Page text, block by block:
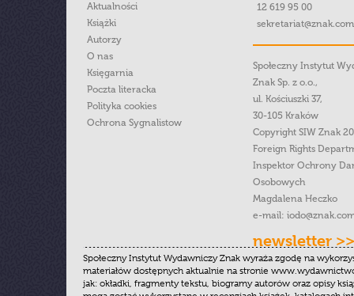
Aktualności
Książki
Autorzy
O nas
Księgarnia
Poczta literacka
Polityka cookies
Ochrona Sygnalistow
12 619 95 00
Społeczny Instytut
Znak Sp. z o.o.,
ul. Kościuszki 37,
30-105 Kraków
Copyright SIW Znak
Foreign Rights
Inspektor Ochrony
Osobowych
Magdalena Heczko
e-mail:
newsletter >>
Społeczny Instytut Wydawniczy Znak wyraża zgodę na
materiałów dostępnych aktualnie na stronie
jak: okładki, fragmenty tekstu, biogramy autorów oraz opisy